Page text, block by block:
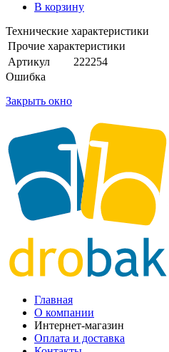
В корзину
Технические характеристики
Прочие характеристики
Артикул
222254
Ошибка
Закрыть окно
Главная
О компании
Интернет-магазин
Оплата и доставка